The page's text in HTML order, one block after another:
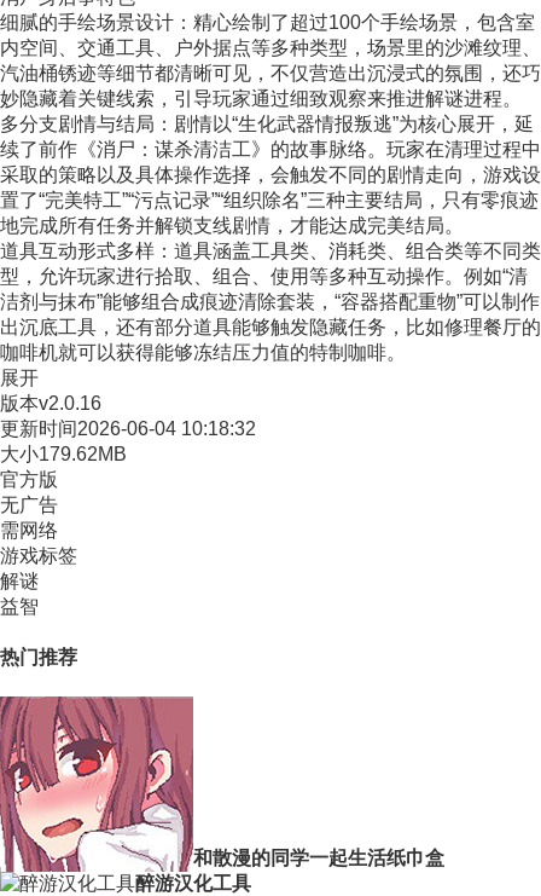
细腻的手绘场景设计：精心绘制了超过100个手绘场景，包含室
内空间、交通工具、户外据点等多种类型，场景里的沙滩纹理、
汽油桶锈迹等细节都清晰可见，不仅营造出沉浸式的氛围，还巧
妙隐藏着关键线索，引导玩家通过细致观察来推进解谜进程。
多分支剧情与结局：剧情以“生化武器情报叛逃”为核心展开，延
续了前作《消尸：谋杀清洁工》的故事脉络。玩家在清理过程中
采取的策略以及具体操作选择，会触发不同的剧情走向，游戏设
置了“完美特工”“污点记录”“组织除名”三种主要结局，只有零痕迹
地完成所有任务并解锁支线剧情，才能达成完美结局。
道具互动形式多样：道具涵盖工具类、消耗类、组合类等不同类
型，允许玩家进行拾取、组合、使用等多种互动操作。例如“清
洁剂与抹布”能够组合成痕迹清除套装，“容器搭配重物”可以制作
出沉底工具，还有部分道具能够触发隐藏任务，比如修理餐厅的
咖啡机就可以获得能够冻结压力值的特制咖啡。
展开
版本v2.0.16
更新时间2026-06-04 10:18:32
大小179.62MB
官方版
无广告
需网络
游戏标签
解谜
益智
热门推荐
和散漫的同学一起生活纸巾盒
醉游汉化工具